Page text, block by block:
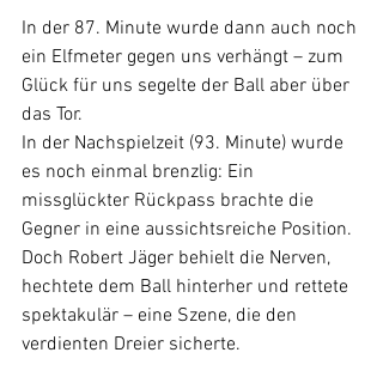
In der 87. Minute wurde dann auch noch
ein Elfmeter gegen uns verhängt – zum
Glück für uns segelte der Ball aber über
das Tor.
In der Nachspielzeit (93. Minute) wurde
es noch einmal brenzlig: Ein
missglückter Rückpass brachte die
Gegner in eine aussichtsreiche Position.
Doch Robert Jäger behielt die Nerven,
hechtete dem Ball hinterher und rettete
spektakulär – eine Szene, die den
verdienten Dreier sicherte.